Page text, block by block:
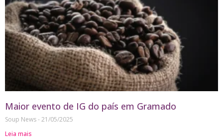
Maior evento de IG do país em Gramado
Soup News 21/05/2025
Leia mais